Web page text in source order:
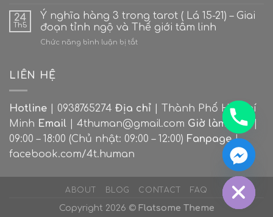
các
dòng
Arcana
nghĩa
7
cột
trong
24
Th5
Ý nghĩa hàng 3 trong tarot ( Lá 15-21) – Giai
đoạn tỉnh ngộ và Thế giới tâm linh
Chức năng bình luận bị tắtở
tarot
(
Lá
15-
đoạn
tỉnh
và
LIÊN HỆ
Hotline | 0938765274 Địa chỉ | Thành Phố Hồ Chí
Minh Email | 4thuman@gmail.com Giờ làm việc |
09:00 – 18:00 (Chủ nhật: 09:00 – 12:00) Fanpage|
facebook.com/4t.human
ABOUT BLOG CONTACT FAQ
Copyright 2026 © Flatsome Theme
HIDE
CHATY